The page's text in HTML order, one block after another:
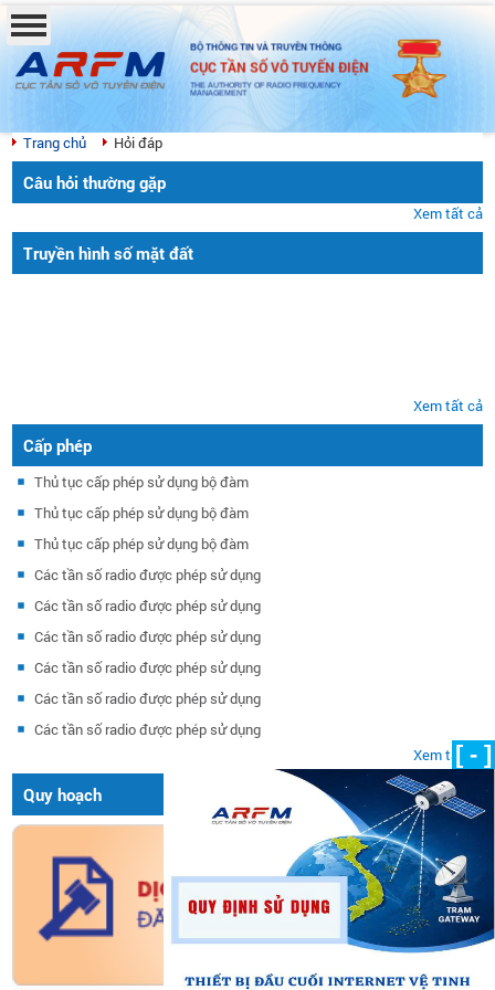
BỘ THÔNG TIN VÀ TRUYỀN THÔNG
CỤC TẦN SỐ VÔ TUYẾN ĐIỆN
THE AUTHORITY OF RADIO FREQUENCY
MANAGEMENT
Trang chủ Hỏi đáp
Câu hỏi thường gặp
Xem tất cả
Truyền hình số mặt đất
Xem tất cả
Cấp phép
Thủ tục cấp phép sử dụng bộ đàm
Thủ tục cấp phép sử dụng bộ đàm
Thủ tục cấp phép sử dụng bộ đàm
Các tần số radio được phép sử dụng
Các tần số radio được phép sử dụng
Các tần số radio được phép sử dụng
Các tần số radio được phép sử dụng
Các tần số radio được phép sử dụng
Các tần số radio được phép sử dụng
Xem tất cả
Quy hoạch
[ - ]